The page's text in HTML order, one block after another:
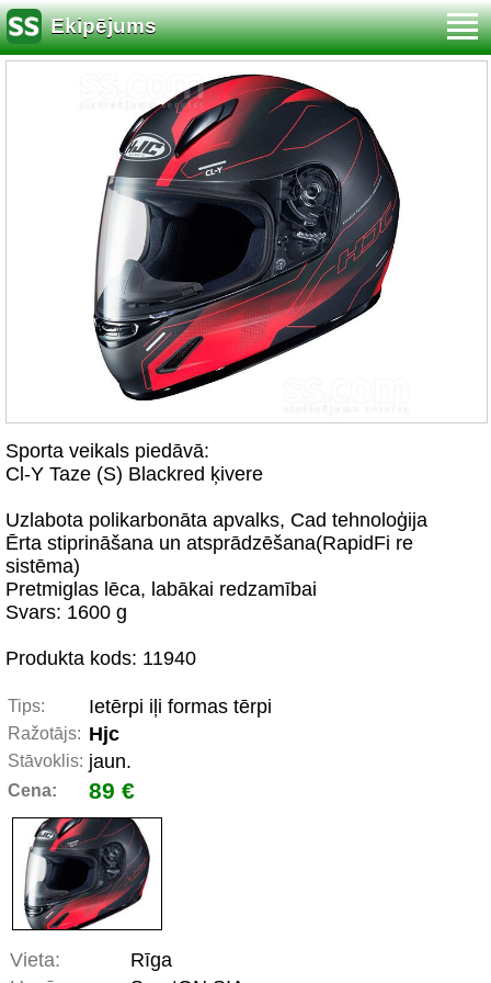
Ekipējums
Sporta veikals piedāvā:
Cl-Y Taze (S) Blackred ķivere
Uzlabota polikarbonāta apvalks, Cad tehnoloģija
Ērta stiprināšana un atsprādzēšana(RapidFi re
sistēma)
Pretmiglas lēca, labākai redzamībai
Svars: 1600 g
Produkta kods: 11940
Tips: Ietērpi iļi formas tērpi
Ražotājs: Hjc
Stāvoklis: jaun.
Cena: 89 €
Vieta:
Rīga